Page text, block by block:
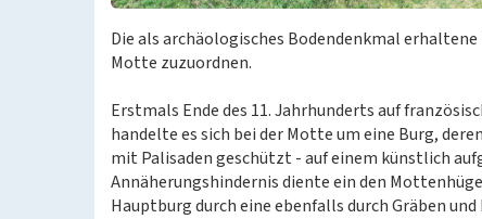
Die als archäologisches Bodendenkmal
Motte zuzuordnen.
Erstmals Ende des 11. Jahrhunderts auf
handelte es sich bei der Motte um eine Burg,
mit Palisaden geschützt - auf einem künstlich
Annäherungshindernis diente ein den
Hauptburg durch eine ebenfalls durch Gräben